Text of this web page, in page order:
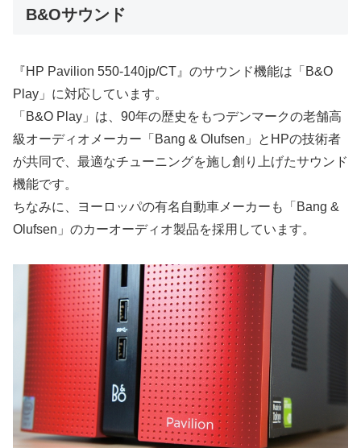
B&Oサウンド
『HP Pavilion 550-140jp/CT』のサウンド機能は「B&O
Play」に対応しています。
「B&O Play」は、90年の歴史をもつデンマークの老舗高
級オーディオメーカー「Bang & Olufsen」とHPの技術者
が共同で、最適なチューニングを施し創り上げたサウンド
機能です。
ちなみに、ヨーロッパの有名自動車メーカーも「Bang &
Olufsen」のカーオーディオ製品を採用しています。